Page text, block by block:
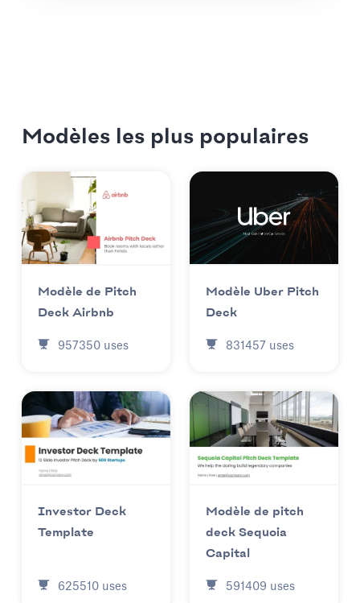
Modèles les plus populaires
Modèle de Pitch
Deck Airbnb
957350 uses
Modèle Uber Pitch
Deck
831457 uses
Investor Deck
Template
625510 uses
Modèle de pitch
deck Sequoia
Capital
591409 uses